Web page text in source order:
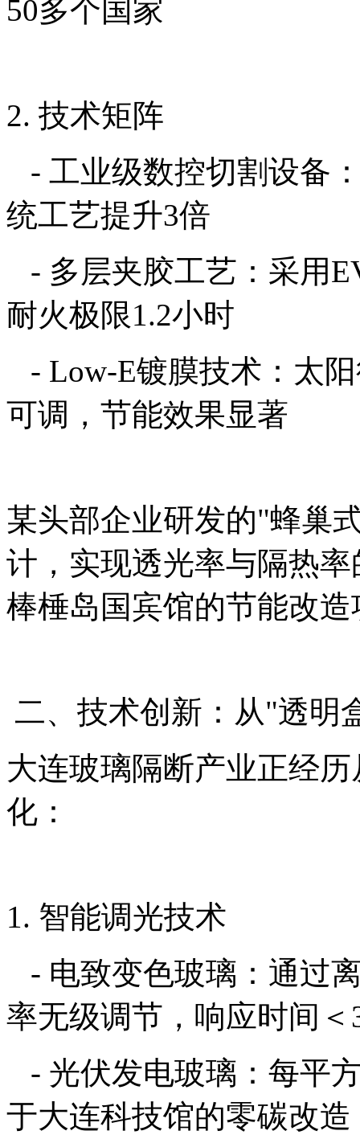
50多个国家
2. 技术矩阵
- 工业级数控切割设备
统工艺提升3倍
- 多层夹胶工艺：采用
耐火极限1.2小时
- Low-E镀膜技术：太
可调，节能效果显著
某头部企业研发的"蜂巢
计，实现透光率与隔热
棒棰岛国宾馆的节能改造
二、技术创新：从"透明
大连玻璃隔断产业正经
化：
1. 智能调光技术
- 电致变色玻璃：通过
率无级调节，响应时间＜
- 光伏发电玻璃：每平
于大连科技馆的零碳改造